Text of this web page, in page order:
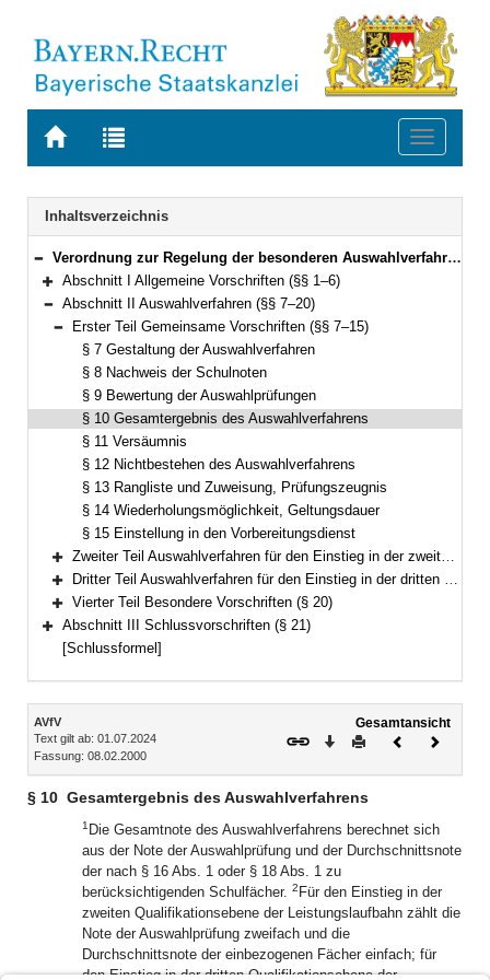
Zur
BAYERN.RECHT
Zur
letzten
Suche
Toggle
Navigation
Inhaltsverzeichnis
Bereich reduzieren
Verordnung zur Regelung der besonderen Auswahlverfahren für den Einstieg in der zweiten und dritten Qualifikationsebene im nichttechnischen Bereich der Leistungslaufbahn (Auswahlverfahrensordnung – AVfV) Vom 8. Februar 2000 (GVBl S. 48) BayRS 2038-3-1-2-F (§§ 1–21)
Bereich erweitern
Abschnitt I Allgemeine Vorschriften (§§ 1–6)
Bereich reduzieren
Abschnitt II Auswahlverfahren (§§ 7–20)
Bereich reduzieren
Erster Teil Gemeinsame Vorschriften (§§ 7–15)
§ 7 Gestaltung der Auswahlverfahren
§ 8 Nachweis der Schulnoten
§ 9 Bewertung der Auswahlprüfungen
§ 10 Gesamtergebnis des Auswahlverfahrens
§ 11 Versäumnis
§ 12 Nichtbestehen des Auswahlverfahrens
§ 13 Rangliste und Zuweisung, Prüfungszeugnis
§ 14 Wiederholungsmöglichkeit, Geltungsdauer
§ 15 Einstellung in den Vorbereitungsdienst
Bereich erweitern
Zweiter Teil Auswahlverfahren für den Einstieg in der zweiten Qualifikationsebene der Leistungslaufbahn (§§ 16–17)
Bereich erweitern
Dritter Teil Auswahlverfahren für den Einstieg in der dritten Qualifikationsebene der Leistungslaufbahn (§§ 18–19)
Bereich erweitern
Vierter Teil Besondere Vorschriften (§ 20)
Bereich erweitern
Abschnitt III Schlussvorschriften (§ 21)
[Schlussformel]
Inhalt
AVfV
Text gilt ab: 01.07.2024
Fassung: 08.02.2000
Gesamtansicht
Download
DruckenVorheriges
§ 10 Gesamtergebnis des Auswahlverfahrens
1 Die Gesamtnote des Auswahlverfahrens berechnet sich
aus der Note der Auswahlprüfung und der Durchschnittsnote
der nach § 16 Abs. 1 oder § 18 Abs. 1 zu
berücksichtigenden Schulfächer. 2 Für den Einstieg in der
zweiten Qualifikationsebene der Leistungslaufbahn zählt die
Note der Auswahlprüfung zweifach und die
Durchschnittsnote der einbezogenen Fächer einfach; für
den Einstieg in der dritten Qualifikationsebene der